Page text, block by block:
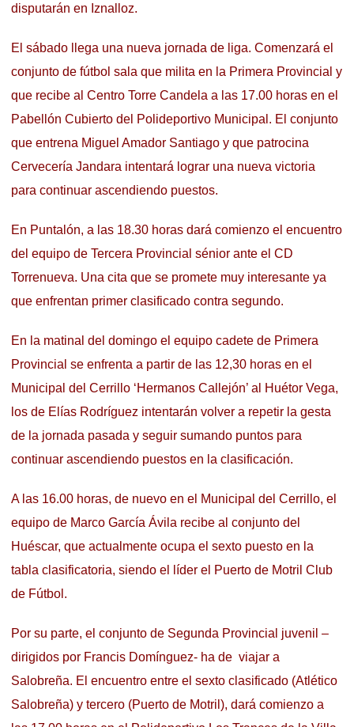
disputarán en Iznalloz.
El sábado llega una nueva jornada de liga. Comenzará el
conjunto de fútbol sala que milita en la Primera Provincial y
que recibe al Centro Torre Candela a las 17.00 horas en el
Pabellón Cubierto del Polideportivo Municipal. El conjunto
que entrena Miguel Amador Santiago y que patrocina
Cervecería Jandara intentará lograr una nueva victoria
para continuar ascendiendo puestos.
En Puntalón, a las 18.30 horas dará comienzo el encuentro
del equipo de Tercera Provincial sénior ante el CD
Torrenueva. Una cita que se promete muy interesante ya
que enfrentan primer clasificado contra segundo.
En la matinal del domingo el equipo cadete de Primera
Provincial se enfrenta a partir de las 12,30 horas en el
Municipal del Cerrillo ‘Hermanos Callejón’ al Huétor Vega,
los de Elías Rodríguez intentarán volver a repetir la gesta
de la jornada pasada y seguir sumando puntos para
continuar ascendiendo puestos en la clasificación.
A las 16.00 horas, de nuevo en el Municipal del Cerrillo, el
equipo de Marco García Ávila recibe al conjunto del
Huéscar, que actualmente ocupa el sexto puesto en la
tabla clasificatoria, siendo el líder el Puerto de Motril Club
de Fútbol.
Por su parte, el conjunto de Segunda Provincial juvenil –
dirigidos por Francis Domínguez- ha de viajar a
Salobreña. El encuentro entre el sexto clasificado (Atlético
Salobreña) y tercero (Puerto de Motril), dará comienzo a